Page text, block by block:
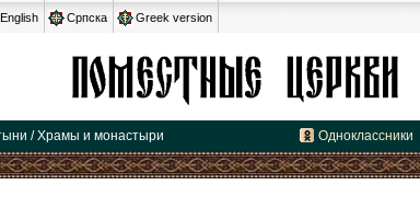
English Српска Greek version
/ Храмы и монастыри Одноклассники